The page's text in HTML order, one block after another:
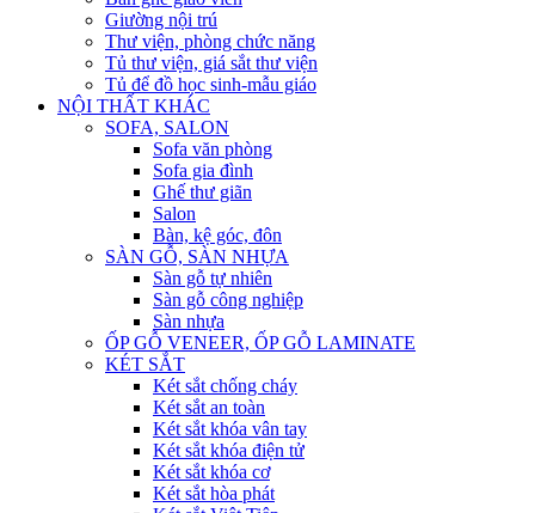
Giường nội trú
Thư viện, phòng chức năng
Tủ thư viện, giá sắt thư viện
Tủ để đồ học sinh-mẫu giáo
NỘI THẤT KHÁC
SOFA, SALON
Sofa văn phòng
Sofa gia đình
Ghế thư giãn
Salon
Bàn, kệ góc, đôn
SÀN GỖ, SÀN NHỰA
Sàn gỗ tự nhiên
Sàn gỗ công nghiệp
Sàn nhựa
ỐP GỖ VENEER, ỐP GỖ LAMINATE
KÉT SẮT
Két sắt chống cháy
Két sắt an toàn
Két sắt khóa vân tay
Két sắt khóa điện tử
Két sắt khóa cơ
Két sắt hòa phát